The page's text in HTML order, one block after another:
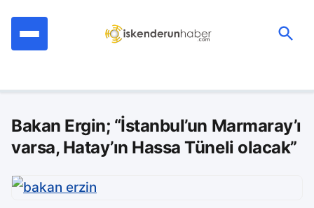
Bakan Ergin; “İstanbul’un Marmaray’ı
varsa, Hatay’ın Hassa Tüneli olacak”